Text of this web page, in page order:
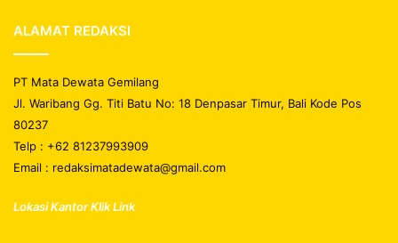
ALAMAT REDAKSI
PT Mata Dewata Gemilang
Jl. Waribang Gg. Titi Batu No: 18 Denpasar Timur, Bali Kode Pos
80237
Telp : +62 81237993909
Email : redaksimatadewata@gmail.com
Lokasi Kantor Klik Link